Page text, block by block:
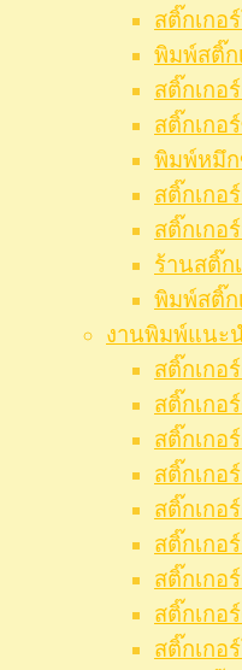
สติ๊กเกอ
พิมพ์สติ๊ก
สติ๊กเกอ
สติ๊กเกอ
พิมพ์หมึก
สติ๊กเกอ
สติ๊กเก
ร้านสติ๊ก
พิมพ์สติ๊ก
งานพิมพ์แนะ
สติ๊กเกอ
สติ๊กเกอ
สติ๊กเกอ
สติ๊กเกอ
สติ๊กเกอ
สติ๊กเกอ
สติ๊กเกอ
สติ๊กเกอ
สติ๊กเกอ